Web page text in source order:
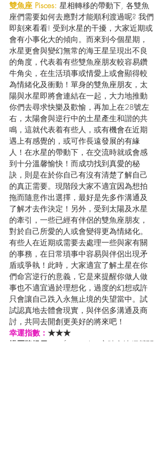
雙魚座 Pisces: 星相轉移的帶動下, 各雙魚
座們需要如何去應對才能順利渡過呢? 我們
即刻來看看! 受到水星的干擾，大家近期或
會有小事化大的傾向。而來到今個星期，
水星更會與變幻無常的海王星呈現出不良
的角度，代表着有些雙魚座朋友較容易鑽
牛角尖，在生活瑣事或情愛上或會顯得較
為情緒化及衝動！單身的雙魚座朋友，太
陽與水星即將會連結在一起，大力地推動
你們去尋求快樂及歡愉，再加上在28號左
右，太陽會與逆行中的土星產生和諧的共
鳴，這就代表着有些人，或有機會在近期
遇上有感覺的，或可作長遠發展的有緣
人！在水星的帶動下，在交流時就或會感
到十分溫馨愉快！而成功找到真愛的秘
訣，則是在於你自己有沒有清楚了解自己
的真正需要。現階段大家不適宜因為想拍
拖而隨意作出選擇，最好是先多作溝通及
了解才去作決定！另外，受到太陽及水星
的牽引，一些已經有伴侶的雙魚座朋友，
對於自己所愛的人或會變得更為情緒化。
有些人在近期或需要去處理一些與家有關
的事務，在日常瑣事中容易與伴侶出現矛
盾或爭執！此時，大家適宜了解土星在你
們命宮逆行的意義，它是來提醒你做人做
事也不適宜過於理想化，過度的幻想或許
只會讓自己跌入永無止境的失望當中。試
試認真地去體會現實，與伴侶多溝通及商
討，共同去開創更美好的將來吧！
幸運指數： ★★★
塔羅牌提示:
3 of Pentacles 宜踏實地經營關